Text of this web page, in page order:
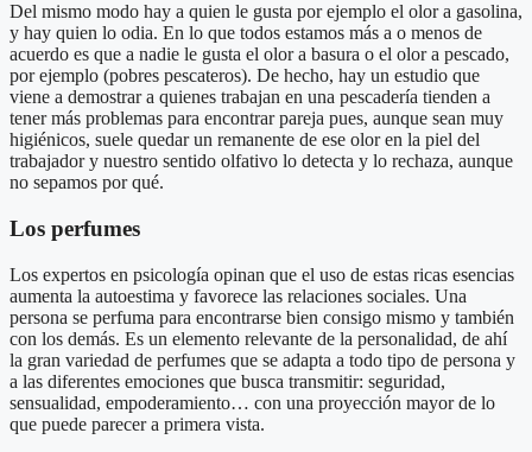
Del mismo modo hay a quien le gusta por ejemplo el olor a gasolina,
y hay quien lo odia. En lo que todos estamos más a o menos de
acuerdo es que a nadie le gusta el olor a basura o el olor a pescado,
por ejemplo (pobres pescateros). De hecho, hay un estudio que
viene a demostrar a quienes trabajan en una pescadería tienden a
tener más problemas para encontrar pareja pues, aunque sean muy
higiénicos, suele quedar un remanente de ese olor en la piel del
trabajador y nuestro sentido olfativo lo detecta y lo rechaza, aunque
no sepamos por qué.
Los perfumes
Los expertos en psicología opinan que el uso de estas ricas esencias
aumenta la autoestima y favorece las relaciones sociales. Una
persona se perfuma para encontrarse bien consigo mismo y también
con los demás. Es un elemento relevante de la personalidad, de ahí
la gran variedad de perfumes que se adapta a todo tipo de persona y
a las diferentes emociones que busca transmitir: seguridad,
sensualidad, empoderamiento… con una proyección mayor de lo
que puede parecer a primera vista.